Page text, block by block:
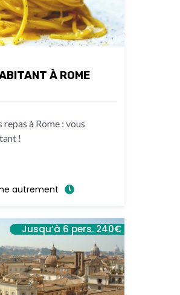
À ROME
à Rome : vous
!
autrement
Jusqu’à 6 pers. 240€